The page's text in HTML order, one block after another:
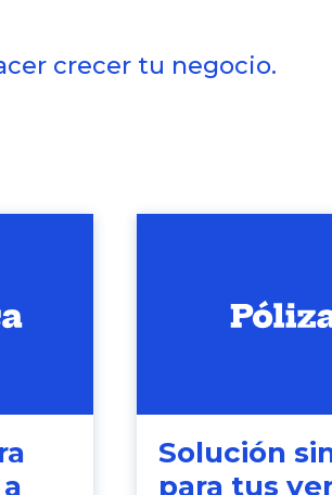
crecer tu negocio.
Solución
para tus